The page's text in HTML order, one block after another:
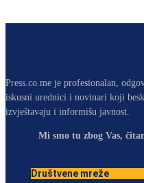
Press.co.me je profesionalan,
iskusni urednici i novinari koji
izvještavaju i informišu javnost.
Mi smo tu zbog Vas,
Društvene mreže